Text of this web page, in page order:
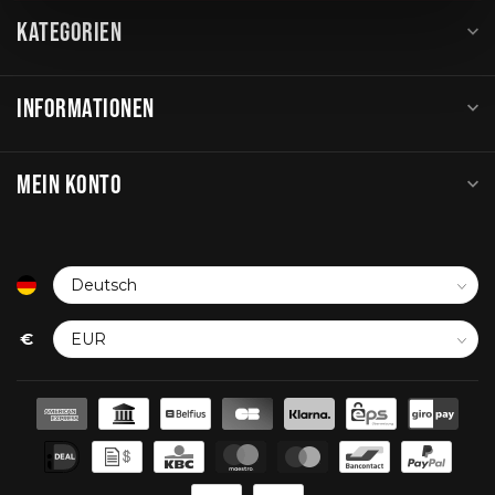
KATEGORIEN
INFORMATIONEN
MEIN KONTO
€